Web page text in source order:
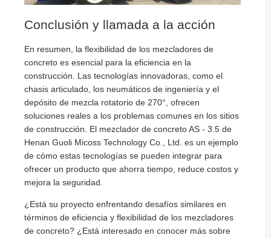
Conclusión y llamada a la acción
En resumen, la flexibilidad de los mezcladores de
concreto es esencial para la eficiencia en la
construcción. Las tecnologías innovadoras, como el
chasis articulado, los neumáticos de ingeniería y el
depósito de mezcla rotatorio de 270°, ofrecen
soluciones reales a los problemas comunes en los sitios
de construcción. El mezclador de concreto AS - 3.5 de
Henan Guoli Micoss Technology Co., Ltd. es un ejemplo
de cómo estas tecnologías se pueden integrar para
ofrecer un producto que ahorra tiempo, reduce costos y
mejora la seguridad.
¿Está su proyecto enfrentando desafíos similares en
términos de eficiencia y flexibilidad de los mezcladores
de concreto? ¿Está interesado en conocer más sobre